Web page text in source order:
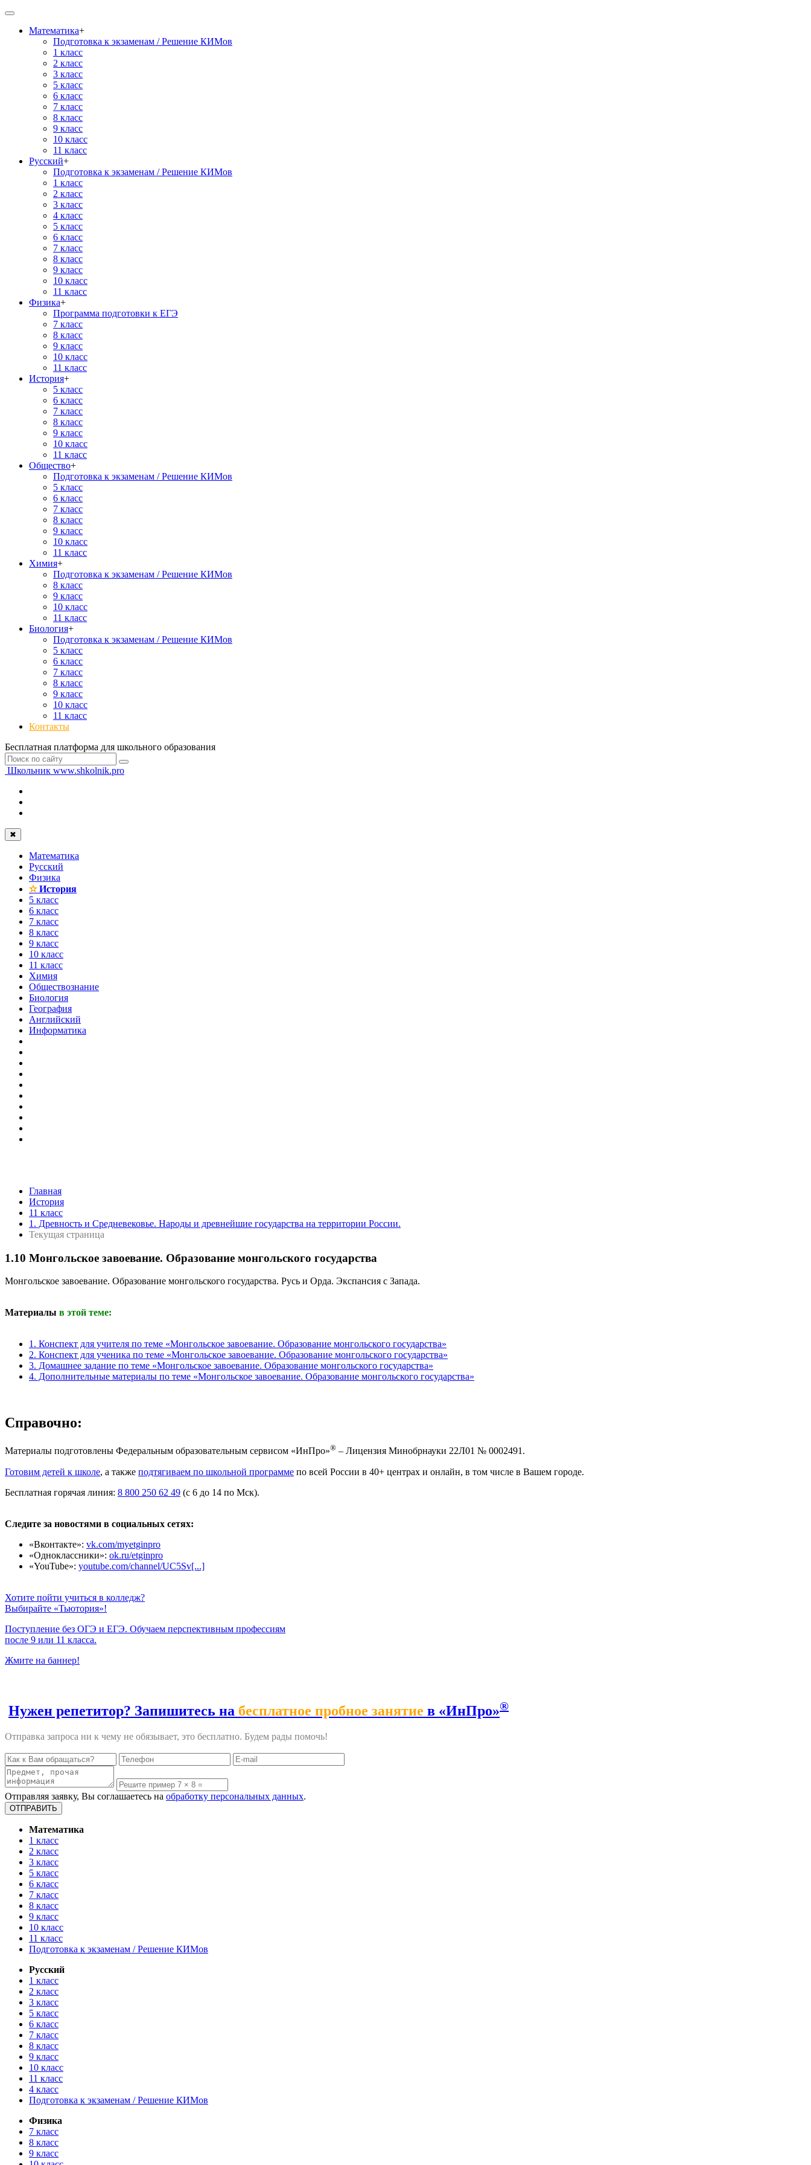
Математика+
Подготовка к экзаменам / Решение КИМов
1 класс
2 класс
3 класс
5 класс
6 класс
7 класс
8 класс
9 класс
10 класс
11 класс
Русский+
Подготовка к экзаменам / Решение КИМов
1 класс
2 класс
3 класс
4 класс
5 класс
6 класс
7 класс
8 класс
9 класс
10 класс
11 класс
Физика+
Программа подготовки к ЕГЭ
7 класс
8 класс
9 класс
10 класс
11 класс
История+
5 класс
6 класс
7 класс
8 класс
9 класс
10 класс
11 класс
Общество+
Подготовка к экзаменам / Решение КИМов
5 класс
6 класс
7 класс
8 класс
9 класс
10 класс
11 класс
Химия+
Подготовка к экзаменам / Решение КИМов
8 класс
9 класс
10 класс
11 класс
Биология+
Подготовка к экзаменам / Решение КИМов
5 класс
6 класс
7 класс
8 класс
9 класс
10 класс
11 класс
Контакты
Бесплатная платформа для школьного образования
Школьник www.shkolnik.pro
✖
Математика
Русский
Физика
✫История
5 класс
6 класс
7 класс
8 класс
9 класс
10 класс
11 класс
Химия
Обществознание
Биология
География
Английский
Информатика
Главная
История
11 класс
1. Древность и Средневековье. Народы и древнейшие государства на территории России.
Текущая страница
1.10 Монгольское завоевание. Образование монгольского государства
Монгольское завоевание. Образование монгольского государства. Русь и Орда. Экспансия с Запада.
Материалы в этой теме:
1. Конспект для учителя по теме «Монгольское завоевание. Образование монгольского государства»
2. Конспект для ученика по теме «Монгольское завоевание. Образование монгольского государства»
3. Домашнее задание по теме «Монгольское завоевание. Образование монгольского государства»
4. Дополнительные материалы по теме «Монгольское завоевание. Образование монгольского государства»
Справочно:
Материалы подготовлены Федеральным образовательным сервисом «ИнПро»® – Лицензия Минобрнауки 22Л01 № 0002491.
Готовим детей к школе, а также подтягиваем по школьной программе по всей России в 40+ центрах и онлайн, в том числе в Вашем городе.
Бесплатная горячая линия: 8 800 250 62 49 (с 6 до 14 по Мск).
Следите за новостями в социальных сетях:
«Вконтакте»: vk.com/myetginpro
«Одноклассники»: ok.ru/etginpro
«YouTube»: youtube.com/channel/UC5Sv[...]
Хотите пойти учиться в колледж?
Выбирайте «Тьютория»!
Поступление без ОГЭ и ЕГЭ. Обучаем перспективным профессиям
после 9 или 11 класса.
Жмите на баннер!
Нужен репетитор? Запишитесь на бесплатное пробное занятие в «ИнПро»®
Отправка запроса ни к чему не обязывает, это бесплатно. Будем рады помочь!
Отправляя заявку, Вы соглашаетесь на обработку персональных данных.
Математика
1 класс
2 класс
3 класс
5 класс
6 класс
7 класс
8 класс
9 класс
10 класс
11 класс
Подготовка к экзаменам / Решение КИМов
Русский
1 класс
2 класс
3 класс
5 класс
6 класс
7 класс
8 класс
9 класс
10 класс
11 класс
4 класс
Подготовка к экзаменам / Решение КИМов
Физика
7 класс
8 класс
9 класс